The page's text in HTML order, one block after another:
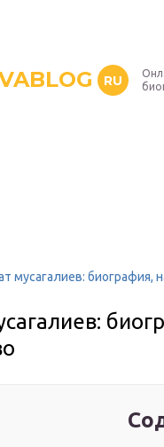
RU
мусагалиев: биография,